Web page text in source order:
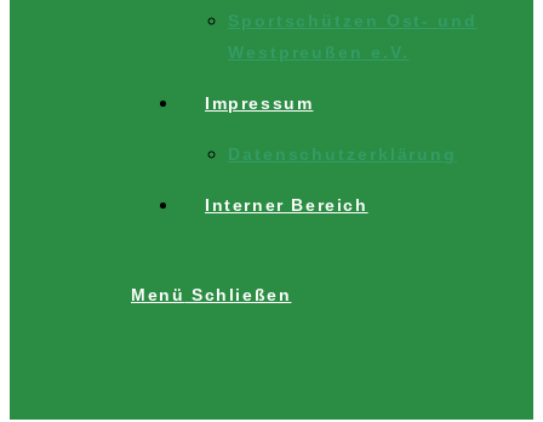
Sportschützen Ost- und
Westpreußen e.V.
Impressum
Datenschutzerklärung
Interner Bereich
Menü Schließen